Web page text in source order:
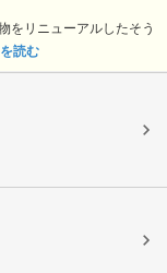
をリニューアルしたそう
読む